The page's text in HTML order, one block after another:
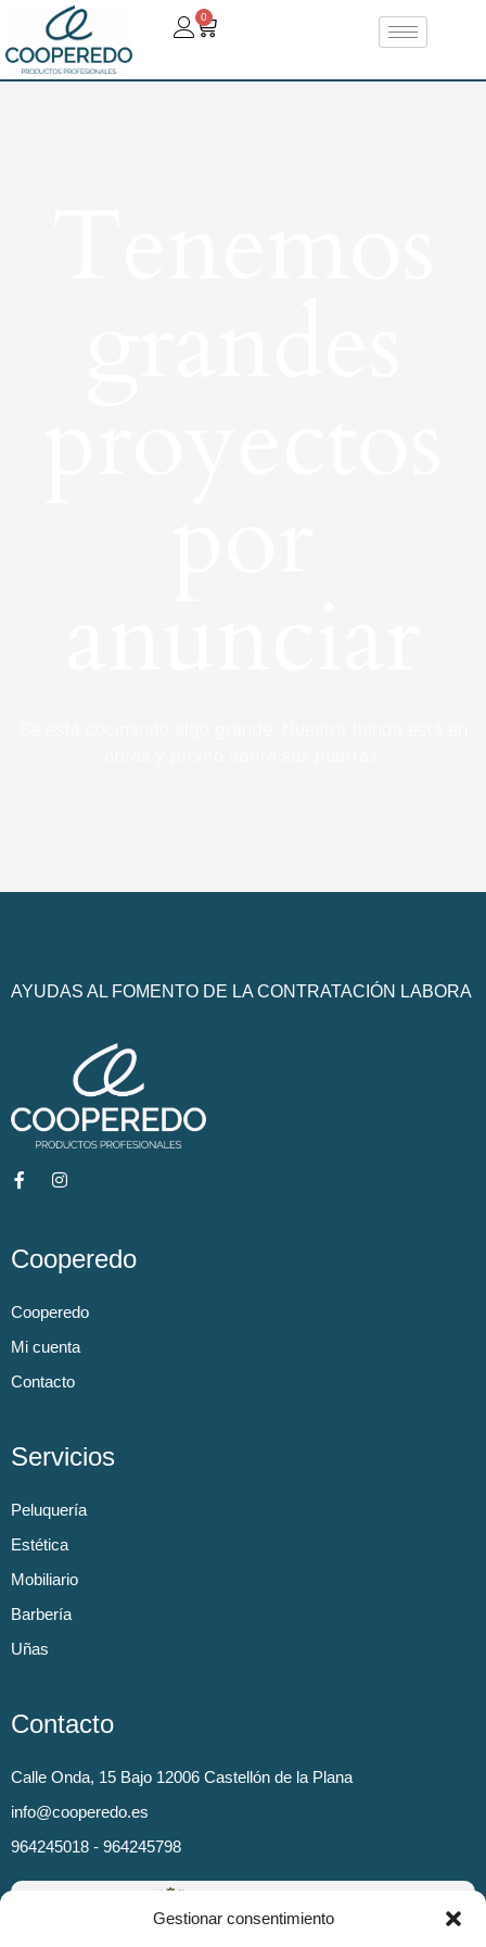
Gestionar consentimiento
0
AYUDAS AL FOMENTO DE LA CONTRATACIÓN LABORA
Cooperedo
Cooperedo
Mi cuenta
Contacto
Servicios
Peluquería
Estética
Mobiliario
Barbería
Uñas
Contacto
Calle Onda, 15 Bajo 12006 Castellón de la Plana
info@cooperedo.es
964245018 - 964245798